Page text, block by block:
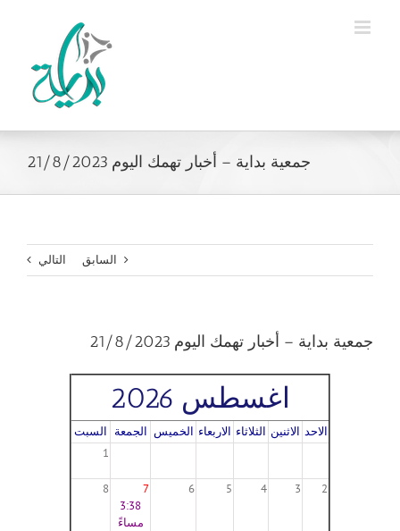
جمعية بداية – أخبار تهمك اليوم 21/8/2023
السابق التالي
جمعية بداية – أخبار تهمك اليوم 21/8/2023
اغسطس 2026
الاحد الاثنين الثلاثاء الاربعاء الخميس الجمعة السبت
1
2
3
4
5
6
7
3:38
مساءً
8